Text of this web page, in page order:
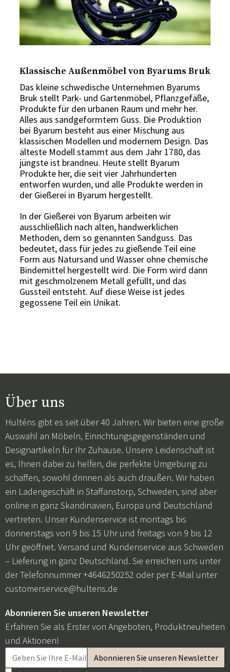
Klassische Außenmöbel von Byarums Bruk
Das kleine schwedische Unternehmen Byarums
Bruk stellt Park- und Gartenmöbel, Pflanzgefäße,
Produkte für den urbanen Raum und mehr her.
Alles aus sandgeformtem Guss. Die Produktion
bei Byarum besteht aus einer Mischung aus
klassischen Modellen und modernem Design. Das
älteste Modell stammt aus dem Jahr 1780, das
jüngste ist brandneu. Heute stellt Byarum
Produkte her, die seit vier Jahrhunderten
entworfen wurden, und alle Produkte werden in
der Gießerei in Byarum hergestellt.
In der Gießerei von Byarum arbeiten wir
ausschließlich nach alten, handwerklichen
Methoden, dem so genannten Sandguss. Das
bedeutet, dass für jedes zu gießende Teil eine
Form aus Natursand und Wasser ohne chemische
Bindemittel hergestellt wird. Die Form wird dann
mit geschmolzenem Metall gefüllt, und das
Gussteil entsteht. Auf diese Weise ist jedes
gegossene Teil ein Unikat.
Über uns
Hulténs gibt es seit über 40 Jahren. Wir bieten eine große
Auswahl an Möbeln, Einrichtungsgegenständen und
Designartikeln für Ihr Zuhause. Unsere Leidenschaft ist
es, Ihnen dabei zu helfen, die perfekte Umgebung zu
schaffen, sowohl drinnen als auch draußen. Wir haben
ein Ladengeschäft in Staffanstorp, Schweden, sind aber
online in ganz Skandinavien, Europa und Deutschland
vertreten. Unser Kundenservice ist montags bis
donnerstags von 9 bis 15 Uhr und freitags von 9 bis 12
Uhr geöffnet. Versand und Kundenservice aus Schweden
– Lieferung in ganz Deutschland. Sie erreichen uns unter
der Telefonnummer +4646250252 oder per E-Mail unter
customerservice@hultens.de
Abonnieren Sie unseren Newsletter
Erfahren Sie als Erster von Angeboten, Produktneuheiten
und Aktionen!